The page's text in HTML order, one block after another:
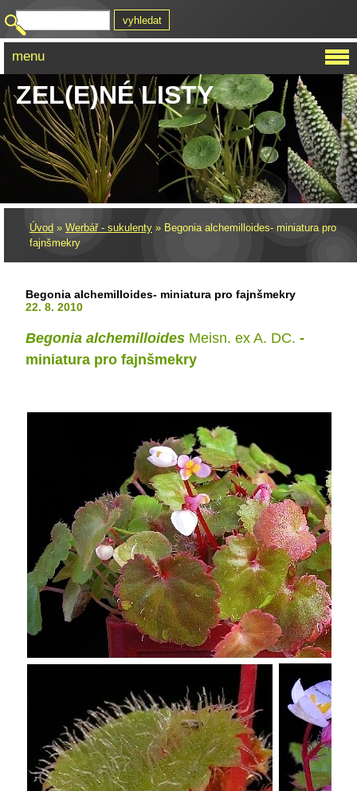
ZEL(E)NÉ LISTY
Úvod » Werbář - sukulenty » Begonia alchemilloides- miniatura pro
fajnšmekry
Begonia alchemilloides- miniatura pro fajnšmekry
22. 8. 2010
Begonia alchemilloides Meisn. ex A. DC. -
miniatura pro fajnšmekry
menu